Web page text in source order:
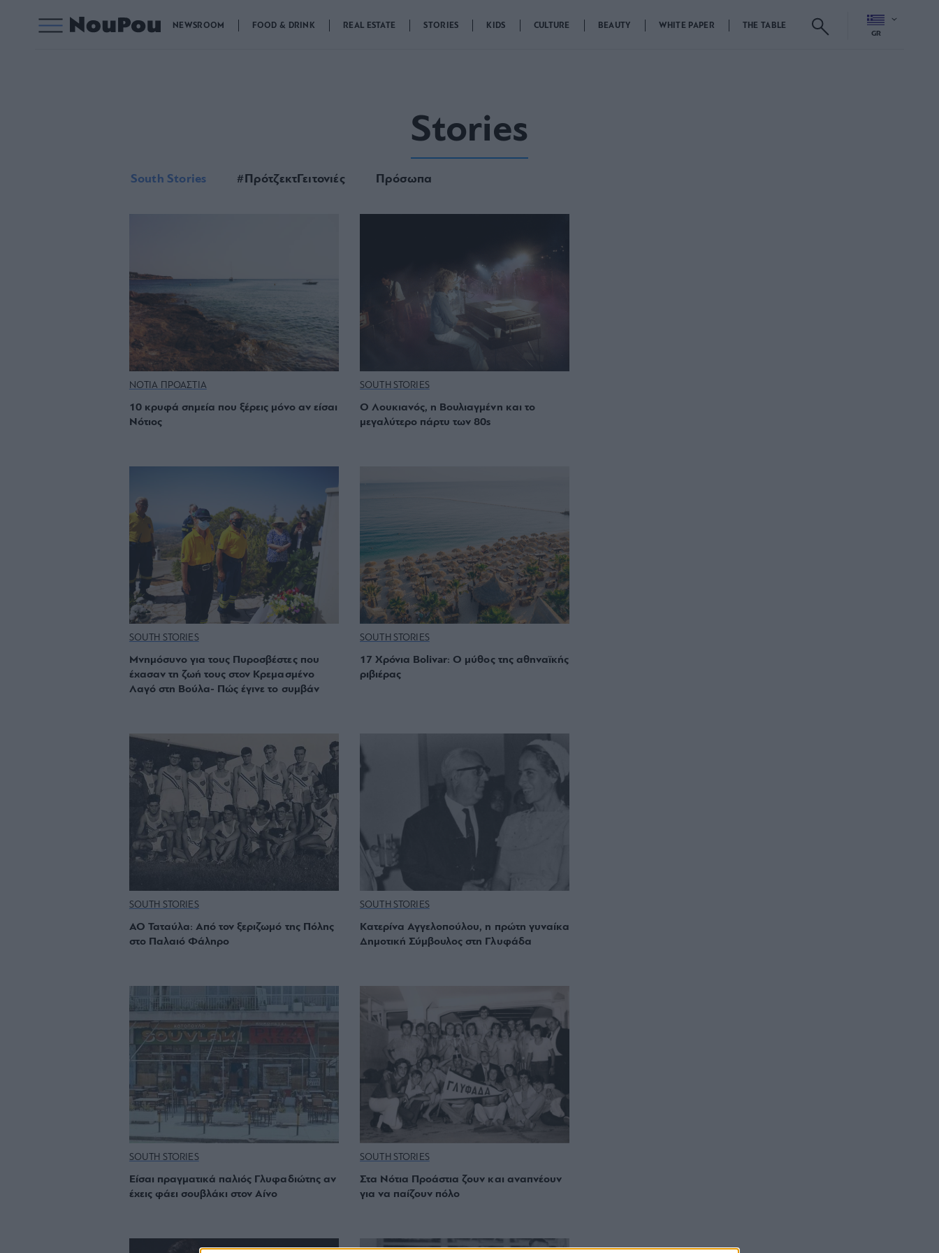
NEWSROOM FOOD & DRINK REAL ESTATE STORIES KIDS CULTURE BEAUTY WHITE PAPER THE TABLE
GR
Stories
South Stories #ΠρότζεκτΓειτονιές Πρόσωπα
ΝΟΤΙΑ ΠΡΟΑΣΤΙΑ
10 κρυφά σημεία που ξέρεις μόνο αν είσαι
Νότιος
SOUTH STORIES
Ο Λουκιανός, η Βουλιαγμένη και το
μεγαλύτερο πάρτυ των 80s
SOUTH STORIES
Μνημόσυνο για τους Πυροσβέστες που
έχασαν τη ζωή τους στον Κρεμασμένο
Λαγό στη Βούλα- Πώς έγινε το συμβάν
SOUTH STORIES
17 Χρόνια Bolivar: Ο μύθος της αθηναϊκής
ριβιέρας
SOUTH STORIES
ΑΟ Ταταύλα: Από τον ξεριζωμό της Πόλης
στο Παλαιό Φάληρο
SOUTH STORIES
Κατερίνα Αγγελοπούλου, η πρώτη γυναίκα
Δημοτική Σύμβουλος στη Γλυφάδα
SOUTH STORIES
Είσαι πραγματικά παλιός Γλυφαδιώτης αν
έχεις φάει σουβλάκι στον Αίνο
SOUTH STORIES
Στα Νότια Προάστια ζουν και αναπνέουν
για να παίζουν πόλο